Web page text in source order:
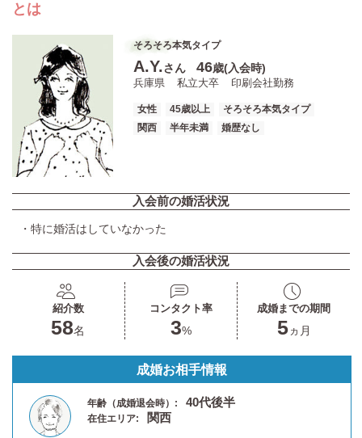
とは
そろそろ本気タイプ
A.Y.さん 46歳(入会時)
兵庫県 私立大卒 印刷会社勤務
女性 45歳以上
そろそろ本気タイプ
関西
半年未満 婚歴なし
入会前の婚活状況
・特に婚活はしていなかった
入会後の婚活状況
紹介数
58名
コンタクト率
3%
成婚までの期間
5ヵ月
成婚お相手情報
年齢（成婚退会時）: 40代後半
在住エリア: 関西